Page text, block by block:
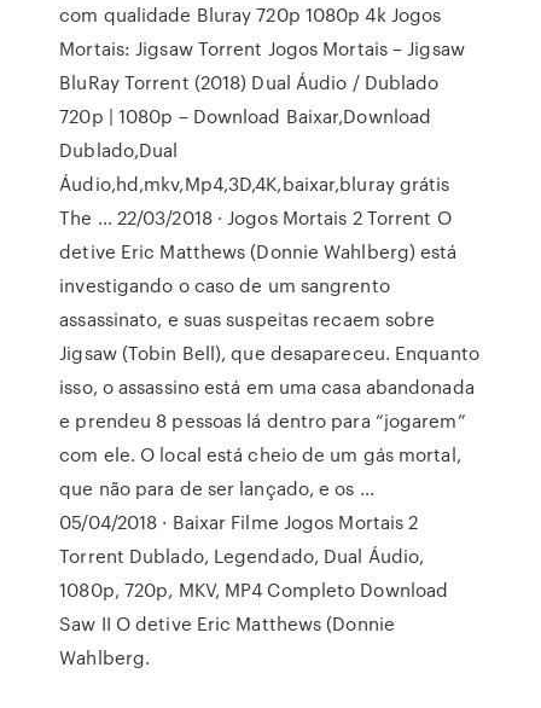
com qualidade Bluray 720p 1080p 4k Jogos
Mortais: Jigsaw Torrent Jogos Mortais – Jigsaw
BluRay Torrent (2018) Dual Áudio / Dublado
720p | 1080p – Download Baixar,Download
Dublado,Dual
Áudio,hd,mkv,Mp4,3D,4K,baixar,bluray grátis
The … 22/03/2018 · Jogos Mortais 2 Torrent O
detive Eric Matthews (Donnie Wahlberg) está
investigando o caso de um sangrento
assassinato, e suas suspeitas recaem sobre
Jigsaw (Tobin Bell), que desapareceu. Enquanto
isso, o assassino está em uma casa abandonada
e prendeu 8 pessoas lá dentro para “jogarem”
com ele. O local está cheio de um gás mortal,
que não para de ser lançado, e os …
05/04/2018 · Baixar Filme Jogos Mortais 2
Torrent Dublado, Legendado, Dual Áudio,
1080p, 720p, MKV, MP4 Completo Download
Saw II O detive Eric Matthews (Donnie
Wahlberg.